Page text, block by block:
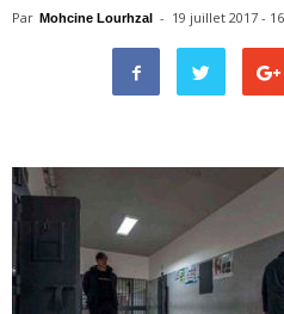
Par Mohcine Lourhzal - 19 juillet 2017 -